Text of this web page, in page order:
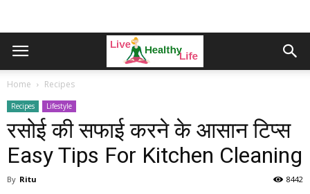
Home Recipes
Recipes Lifestyle
रसोई की सफाई करने के आसान टिप्स
Easy Tips For Kitchen Cleaning
By Ritu 8442